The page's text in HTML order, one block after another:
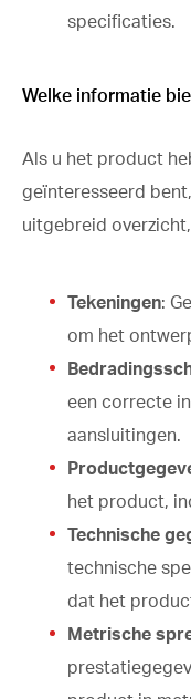
specificaties.
Welke informatie
Als u het product
geïnteresseerd
uitgebreid
Tekeningen:
om het
een correcte
aansluitingen.
het product,
Technische
technische
dat het
Metrische